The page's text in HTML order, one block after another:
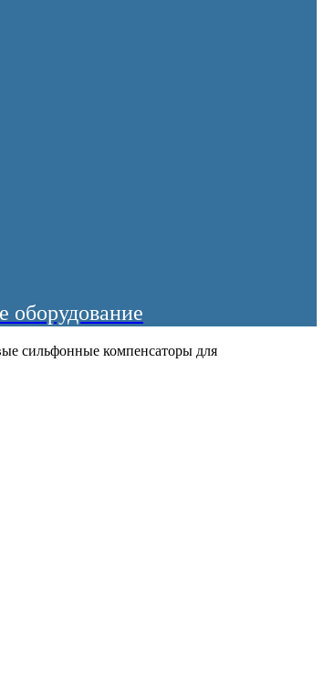
сильфонные компенсаторы для